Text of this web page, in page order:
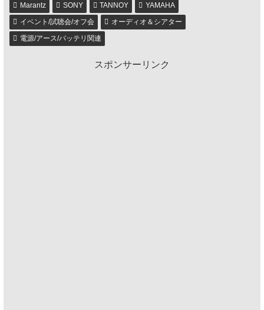
Marantz SONY TANNOY
YAMAHA
イベント/試聴会/オフ会
オーディオ＆シアター
電源/アース/バッテリ関連
スポンサーリンク